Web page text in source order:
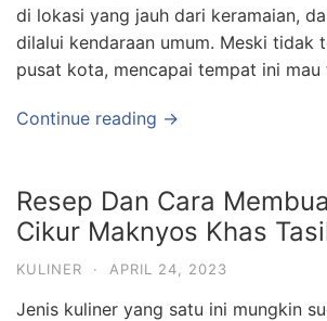
di lokasi yang jauh dari keramaian,
dilalui kendaraan umum. Meski tidak
pusat kota, mencapai tempat ini
Continue reading →
Resep Dan Cara
Cikur Maknyos Khas
KULINER · APRIL 24, 2023
Jenis kuliner yang satu ini mungkin